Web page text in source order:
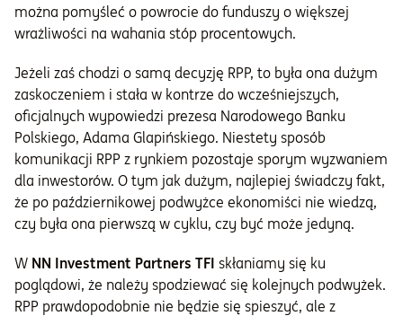
można pomyśleć o powrocie do funduszy o większej
wrażliwości na wahania stóp procentowych.
Jeżeli zaś chodzi o samą decyzję RPP, to była ona dużym
zaskoczeniem i stała w kontrze do wcześniejszych,
oficjalnych wypowiedzi prezesa Narodowego Banku
Polskiego, Adama Glapińskiego. Niestety sposób
komunikacji RPP z rynkiem pozostaje sporym wyzwaniem
dla inwestorów. O tym jak dużym, najlepiej świadczy fakt,
że po październikowej podwyżce ekonomiści nie wiedzą,
czy była ona pierwszą w cyklu, czy być może jedyną.
W NN Investment Partners TFI skłaniamy się ku
poglądowi, że należy spodziewać się kolejnych podwyżek.
RPP prawdopodobnie nie będzie się spieszyć, ale z